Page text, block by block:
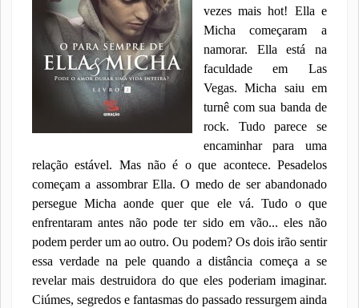
vezes mais hot! Ella e
Micha começaram a
namorar. Ella está na
faculdade em Las
Vegas. Micha saiu em
turnê com sua banda de
rock. Tudo parece se
encaminhar para uma
relação estável. Mas não é o que acontece. Pesadelos
começam a assombrar Ella. O medo de ser abandonado
persegue Micha aonde quer que ele vá. Tudo o que
enfrentaram antes não pode ter sido em vão... eles não
podem perder um ao outro. Ou podem? Os dois irão sentir
essa verdade na pele quando a distância começa a se
revelar mais destruidora do que eles poderiam imaginar.
Ciúmes, segredos e fantasmas do passado ressurgem ainda